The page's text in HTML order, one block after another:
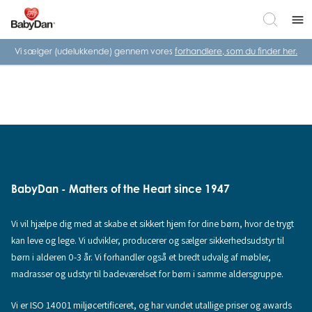
menu
Vi sælger (udelukkende) gennem vores forhandlere, som du finder her.
BabyDan - Matters of the Heart since 1947
Vi vil hjælpe dig med at skabe et sikkert hjem for dine børn, hvor de trygt
kan leve og lege. Vi udvikler, producerer og sælger sikkerhedsudstyr til
børn i alderen 0-3 år. Vi forhandler også et bredt udvalg af møbler,
madrasser og udstyr til badeværelset for børn i samme aldersgruppe.
Vi er ISO 14001 miljøcertificeret, og har vundet utallige priser og awards